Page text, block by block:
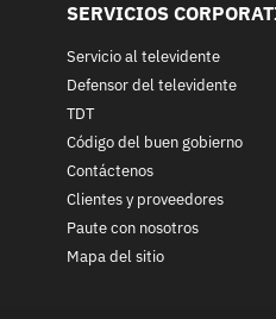
SERVICIOS
Servicio al televidente
Defensor del televidente
TDT
Código del buen gobierno
Contáctenos
Clientes y proveedores
Paute con nosotros
Mapa del sitio